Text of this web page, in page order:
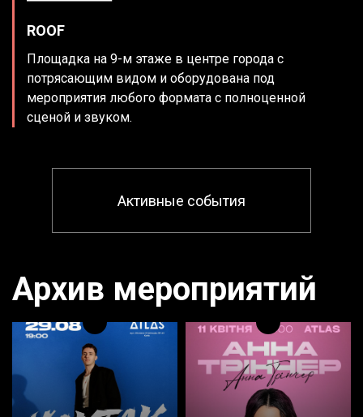
ROOF
Площадка на 9-м этаже в центре города с
потрясающим видом и оборудована под
мероприятия любого формата с полноценной
сценой и звуком.
Активные события
Архив мероприятий